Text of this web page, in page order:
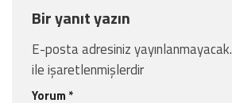
Bir yanıt yazın
E-posta adresiniz yayınlanmayacak.
ile işaretlenmişlerdir
Yorum *